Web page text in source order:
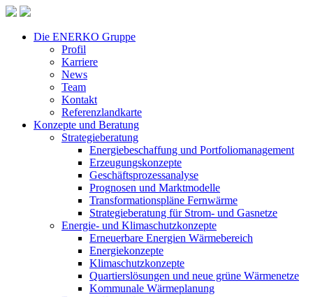
Die ENERKO Gruppe
Profil
Karriere
News
Team
Kontakt
Referenzlandkarte
Konzepte und Beratung
Strategieberatung
Energiebeschaffung und Portfoliomanagement
Erzeugungskonzepte
Geschäftsprozessanalyse
Prognosen und Marktmodelle
Transformationspläne Fernwärme
Strategieberatung für Strom- und Gasnetze
Energie- und Klimaschutzkonzepte
Erneuerbare Energien Wärmebereich
Energiekonzepte
Klimaschutzkonzepte
Quartierslösungen und neue grüne Wärmenetze
Kommunale Wärmeplanung